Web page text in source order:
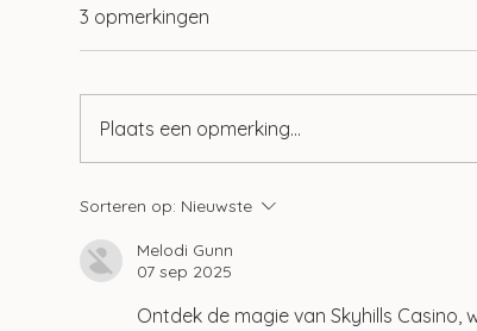
Wet tegenbewijsregeling box
3 opmerkingen
Plaats een opmerking...
Sorteren op: Nieuwste
Melodi Gunn
07 sep 2025
Ontdek de magie van Skyhills